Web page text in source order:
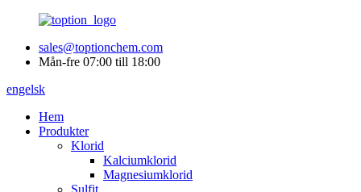
sales@toptionchem.com
Mån-fre 07:00 till 18:00
engelsk
Hem
Produkter
Klorid
Kalciumklorid
Magnesiumklorid
Sulfit